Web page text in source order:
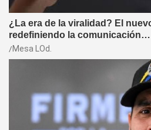
¿La era de la viralidad? El
redefiniendo la comunicación…
Mesa LOd.